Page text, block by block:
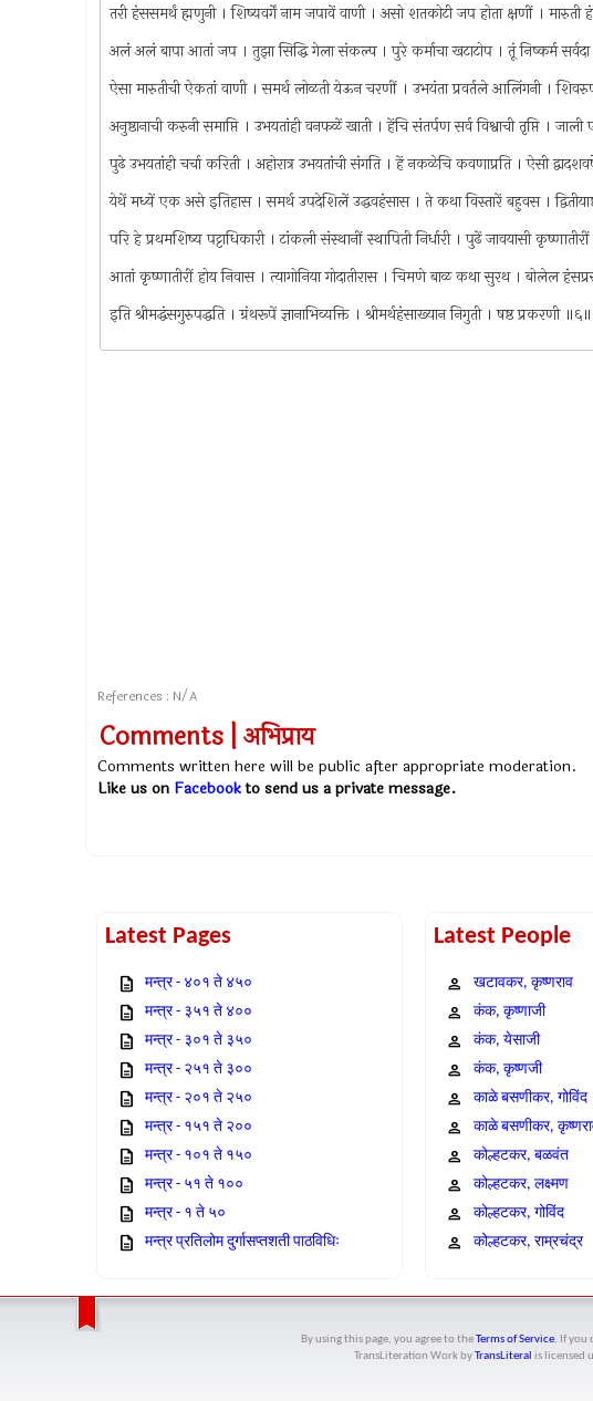
तरी हंससमर्थं ह्मणुनी । शिष्यवर्गें नाम जपावें वाणी । असो शतकोटी जप होता क्षणीं ।
अलं अलं बापा आतां जप । तुझा सिद्धि गेला संकल्प । पुरे कर्माचा खटाटोप । तूं निष्कर्म
ऐसा मारुतीची ऐकतां वाणी । समर्थ लोळती येऊन चरणीं । उभयंता प्रवर्तले आलिंगनी ।
अनुष्ठानाची करुनी समाप्ति । उभयतांही वनफळें खाती । हेंचि संतर्पण सर्व विश्वाची तृप्ति ।
पुढे उभयतांही चर्चा करिती । अहोरात्र उभयतांची संगति । हें नकळेचि कवणाप्रति । ऐसी
येथें मध्यें एक असे इतिहास । समर्थ उपदेशिलें उद्धवहंसास । ते कथा विस्तारें बहुवस ।
परि हे प्रथमशिष्य पट्टाधिकारी । टांकली संस्थानीं स्थापिती निर्धारी । पुढें जावयासी
आतां कृष्णातीरीं होय निवास । त्यागोनिया गोदातीरास । चिमणे बाळ कथा सुरथ । बोलेल
इति श्रीमद्धंसगुरुपद्धति । ग्रंथरूपें ज्ञानाभिव्यक्ति । श्रीमर्थहंसाख्यान निगुती । षष्ठ प्रकरणी ॥६॥
References : N/A
Comments | अभिप्राय
Comments written here will be public after appropriate moderation.
Like us on Facebookto send us a private message.
Latest Pages
मन्त्र - ४०१ ते ४५०
मन्त्र - ३५१ ते ४००
मन्त्र - ३०१ ते ३५०
मन्त्र - २५१ ते ३००
मन्त्र - २०१ ते २५०
मन्त्र - १५१ ते २००
मन्त्र - १०१ ते १५०
मन्त्र - ५१ ते १००
मन्त्र - १ ते ५०
मन्त्र प्रतिलोम दुर्गासप्तशती पाठविधिः
Latest People
खटावकर, कृष्णराव
कंक, कृष्णाजी
कंक, येसाजी
कंक, कृष्णजी
काळे बसणीकर, गोविंद
काळे बसणीकर,
कोल्हटकर, बळवंत
कोल्हटकर, लक्ष्मण
कोल्हटकर, गोविंद
कोल्हटकर, राम्रचंद्र
By using this page, you agree to the Terms of Service. If you
TransLiteration Workby TransLiteral is licensed